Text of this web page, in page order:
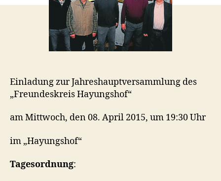
Einladung zur Jahreshauptversammlung des
„Freundeskreis Hayungshof“
am Mittwoch, den 08. April 2015, um 19:30 Uhr
im „Hayungshof“
Tagesordnung: